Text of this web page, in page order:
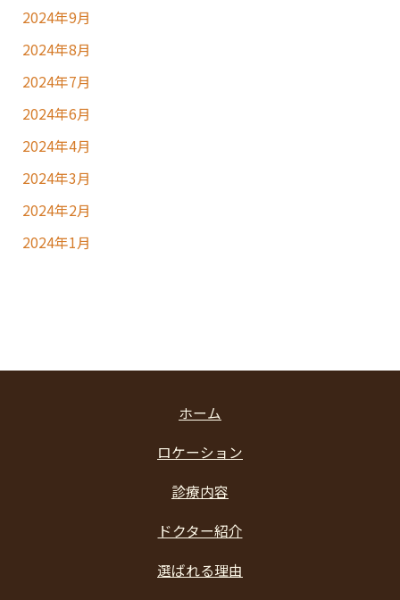
2024年9月
2024年8月
2024年7月
2024年6月
2024年4月
2024年3月
2024年2月
2024年1月
ホーム
ロケーション
診療内容
ドクター紹介
選ばれる理由